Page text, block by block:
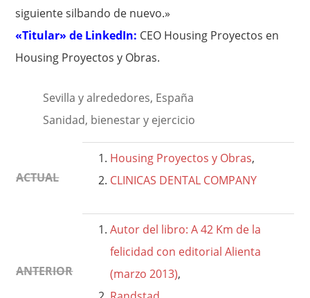
siguiente silbando de nuevo.»
«Titular» de LinkedIn: CEO Housing Proyectos en
Housing Proyectos y Obras.
Sevilla y alrededores, España
Sanidad, bienestar y ejercicio
ACTUAL
Housing Proyectos y Obras,
CLINICAS DENTAL COMPANY
ANTERIOR
Autor del libro: A 42 Km de la
felicidad con editorial Alienta
(marzo 2013),